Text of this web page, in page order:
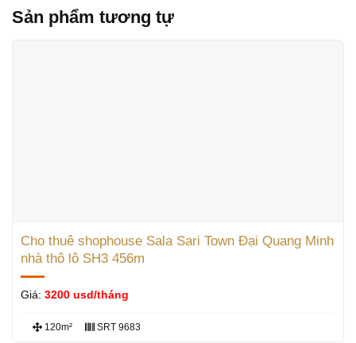
Sản phẩm tương tự
Cho thuê shophouse Sala Sari Town Đại Quang Minh
nhà thô lô SH3 456m
Giá: 3200 usd/tháng
120m² SRT 9683